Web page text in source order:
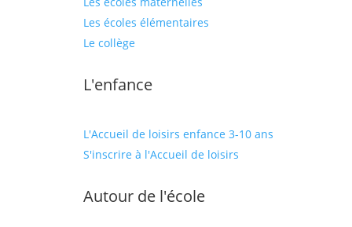
Les écoles élémentaires
Le collège
L'enfance
L'Accueil de loisirs enfance 3-10 ans
S'inscrire à l'Accueil de loisirs
Autour de l'école